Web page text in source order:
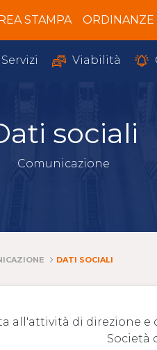
STAMPA ORDINANZE
Servizi Viabilità
sociali
Comunicazione
DATI SOCIALI
all'attività di direzione e
Società